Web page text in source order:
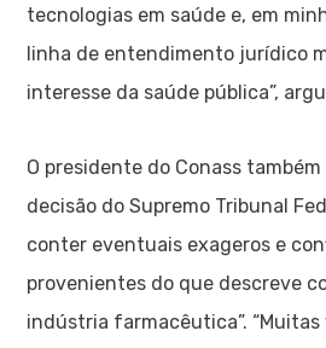
tecnologias em saúde e, em
linha de entendimento jurídico
interesse da saúde pública”,
O presidente do Conass
decisão do Supremo Tribunal
conter eventuais exageros e
provenientes do que descreve
indústria farmacêutica”. “Muitas